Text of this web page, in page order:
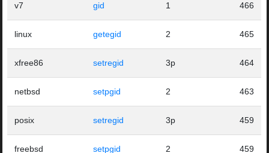
v7 gid 1 466
linux getegid 2 465
xfree86 setregid 3p 464
netbsd setpgid 2 463
posix setregid 3p 459
freebsd setpgid 2 459